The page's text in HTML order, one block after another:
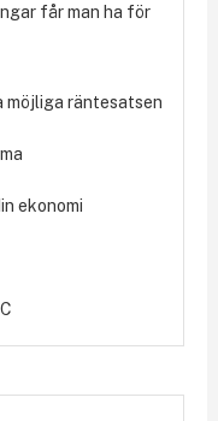
får man ha för
möjliga räntesatsen
ekonomi